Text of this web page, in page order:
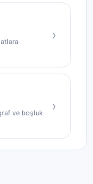
›
ve boşluk
›